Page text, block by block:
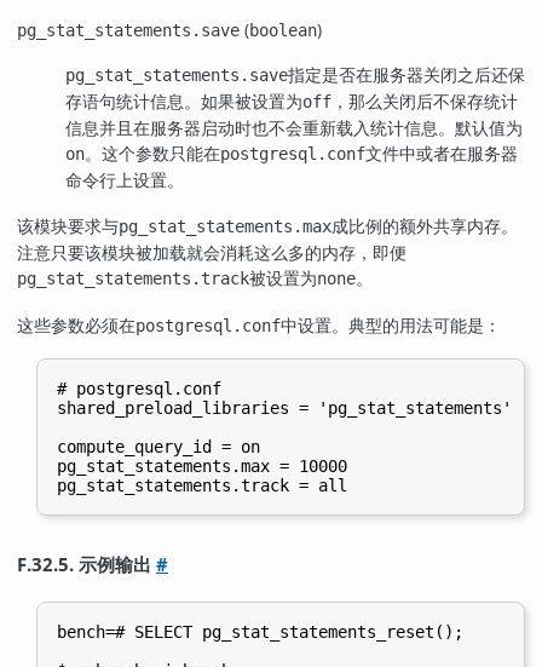
pg_stat_statements.save (boolean)
pg_stat_statements.save指定是否在服务器关闭之后还保
存语句统计信息。如果被设置为off ，那么关闭后不保存统计
信息并且在服务器启动时也不会重新载入统计信息。默认值为
on。这个参数只能在postgresql.conf文件中或者在服务器
命令行上设置。
该模块要求与pg_stat_statements.max成比例的额外共享内存。
注意只要该模块被加载就会消耗这么多的内存，即便
pg_stat_statements.track被设置为none。
这些参数必须在postgresql.conf中设置。典型的用法可能是：
# postgresql.conf
shared_preload_libraries = 'pg_stat_statements'
compute_query_id = on
pg_stat_statements.max = 10000
F.32.5. 示例输出 #
bench=# SELECT pg_stat_statements_reset();